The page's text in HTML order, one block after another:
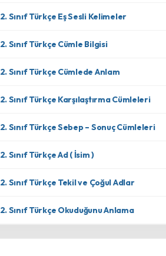
2. Sınıf Türkçe Eş Sesli Kelimeler
2. Sınıf Türkçe Cümle Bilgisi
2. Sınıf Türkçe Cümlede Anlam
2. Sınıf Türkçe Karşılaştırma Cümleleri
2. Sınıf Türkçe Sebep – Sonuç Cümleleri
2. Sınıf Türkçe Ad ( İsim )
2. Sınıf Türkçe Tekil ve Çoğul Adlar
2. Sınıf Türkçe Okuduğunu Anlama